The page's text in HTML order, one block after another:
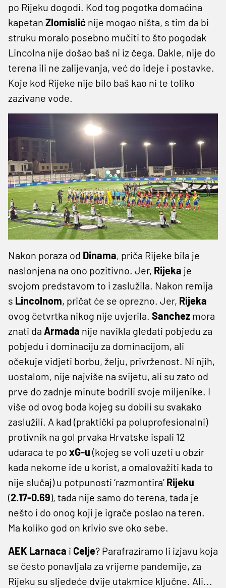
po Rijeku dogodi. Kod tog pogotka domaćina
kapetan Zlomislić nije mogao ništa, s tim da bi
struku moralo posebno mučiti to što pogodak
Lincolna nije došao baš ni iz čega. Dakle, nije do
terena ili ne zalijevanja, već do ideje i postavke.
Koje kod Rijeke nije bilo baš kao ni te toliko
zazivane vode.
Nakon poraza od Dinama, priča Rijeke bila je
naslonjena na ono pozitivno. Jer, Rijeka je
svojom predstavom to i zaslužila. Nakon remija
s Lincolnom, pričat će se oprezno. Jer, Rijeka
ovog četvrtka nikog nije uvjerila. Sanchez mora
znati da Armada nije navikla gledati pobjedu za
pobjedu i dominaciju za dominacijom, ali
očekuje vidjeti borbu, želju, privrženost. Ni njih,
uostalom, nije najviše na svijetu, ali su zato od
prve do zadnje minute bodrili svoje miljenike. I
više od ovog boda kojeg su dobili su svakako
zaslužili. A kad (praktički pa poluprofesionalni)
protivnik na gol prvaka Hrvatske ispali 12
udaraca te po xG-u (kojeg se voli uzeti u obzir
kada nekome ide u korist, a omalovažiti kada to
nije slučaj) u potpunosti ‘razmontira’ Rijeku
(2.17-0.69), tada nije samo do terena, tada je
nešto i do onog koji je igrače poslao na teren.
Ma koliko god on krivio sve oko sebe.
AEK Larnaca i Celje? Parafraziramo li izjavu koja
se često ponavljala za vrijeme pandemije, za
Rijeku su sljedeće dvije utakmice ključne. Ali...